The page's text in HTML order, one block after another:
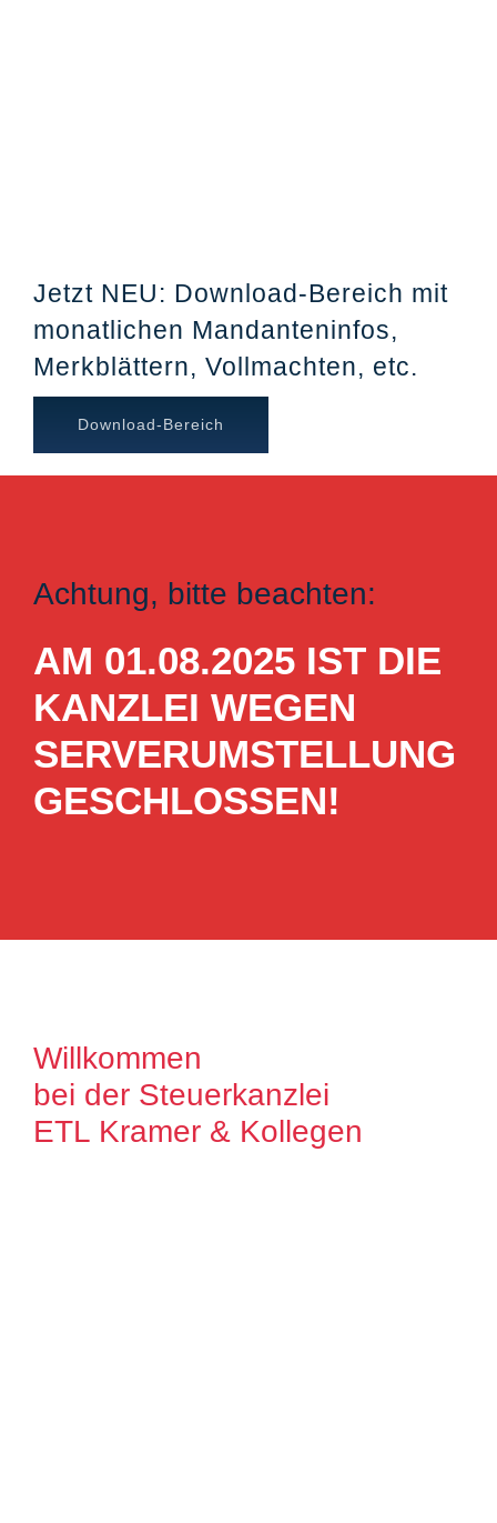
Jetzt NEU: Download-Bereich mit
monatlichen Mandanteninfos,
Merkblättern, Vollmachten, etc.
Download-Bereich
Achtung, bitte beachten:
AM 01.08.2025 IST DIE
KANZLEI WEGEN
SERVERUMSTELLUNG
GESCHLOSSEN!
Willkommen
bei der Steuerkanzlei
ETL Kramer & Kollegen